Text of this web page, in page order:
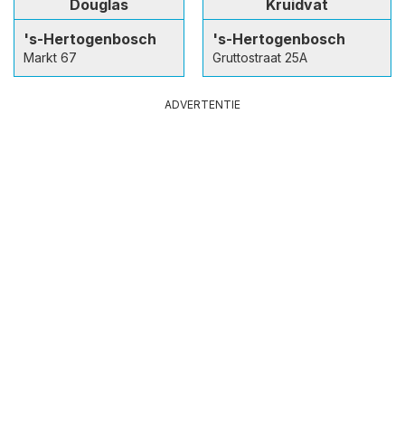
Douglas
's-Hertogenbosch
Markt 67
Kruidvat
's-Hertogenbosch
Gruttostraat 25A
ADVERTENTIE